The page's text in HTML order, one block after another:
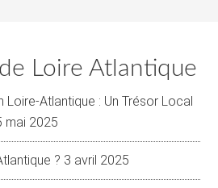
Loire Atlantique
Loire-Atlantique : Un Trésor Local
mai 2025
? 3 avril 2025